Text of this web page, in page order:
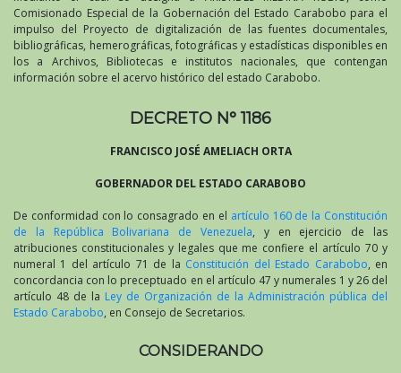
Comisionado Especial de la Gobernación del Estado Carabobo para el
impulso del Proyecto de digitalización de las fuentes documentales,
bibliográficas, hemerográficas, fotográficas y estadísticas disponibles en
los a Archivos, Bibliotecas e institutos nacionales, que contengan
información sobre el acervo histórico del estado Carabobo.
DECRETO N° 1186
FRANCISCO JOSÉ AMELIACH ORTA
GOBERNADOR DEL ESTADO CARABOBO
De conformidad con lo consagrado en el artículo 160 de la Constitución
de la República Bolivariana de Venezuela, y en ejercicio de las
atribuciones constitucionales y legales que me confiere el artículo 70 y
numeral 1 del artículo 71 de la Constitución del Estado Carabobo, en
concordancia con lo preceptuado en el artículo 47 y numerales 1 y 26 del
artículo 48 de la Ley de Organización de la Administración pública del
Estado Carabobo, en Consejo de Secretarios.
CONSIDERANDO